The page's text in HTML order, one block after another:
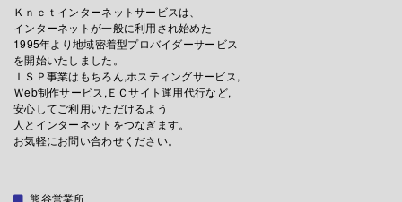
Ｋｎｅｔインターネットサービスは、
インターネットが一般に利用され始めた
1995年より地域密着型プロバイダーサービス
を開始いたしました。
ＩＳＰ事業はもちろん,ホスティングサービス,
Ｗeb制作サービス,ＥＣサイト運用代行など,
安心してご利用いただけるよう
人とインターネットをつなぎます。
お気軽にお問い合わせください。
熊谷営業所